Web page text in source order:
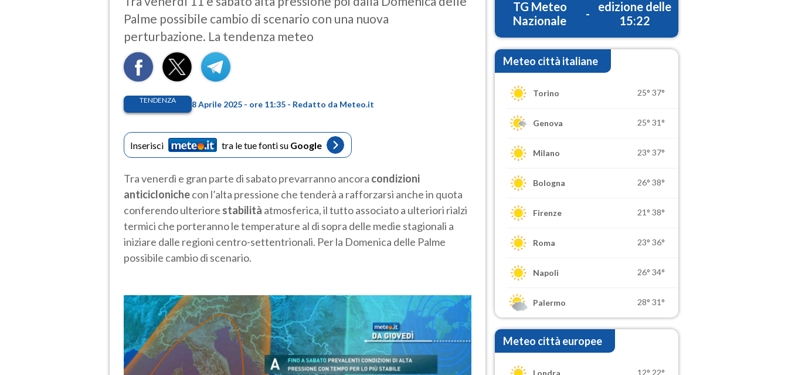
Palme possibile cambio di scenario con una nuova
perturbazione. La tendenza meteo
TENDENZA 8 Aprile 2025 - ore 11:35 - Redatto da Meteo.it
Inserisci tra le tue fonti su Google
Tra venerdì e gran parte di sabato prevarranno ancora condizioni
anticiclonichecon l’alta pressione che tenderà a rafforzarsi anche in quota
conferendo ulteriore stabilità atmosferica, il tutto associato a ulteriori rialzi
termici che porteranno le temperature al di sopra delle medie stagionali a
iniziare dalle regioni centro-settentrionali. Per la Domenica delle Palme
possibile cambio di scenario.
TG Meteo
Nazionale
-
edizione delle
15:22
Meteo città italiane
Torino 25° 37°
Genova 25° 31°
Milano 23° 37°
Bologna 26° 38°
Firenze 21° 38°
Roma 23° 36°
Napoli 26° 34°
Palermo 28° 31°
Meteo città europee
12° 22°